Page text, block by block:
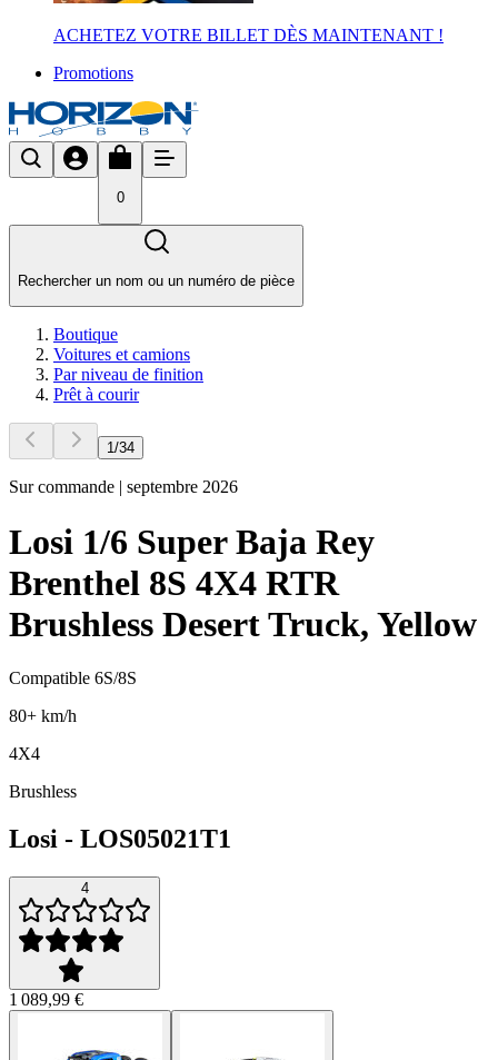
ACHETEZ VOTRE BILLET DÈS MAINTENANT !
Promotions
0
Rechercher un nom ou un numéro de pièce
Boutique
Voitures et camions
Par niveau de finition
Prêt à courir
1/34
Sur commande | septembre 2026
Losi 1/6 Super Baja Rey
Brenthel 8S 4X4 RTR
Brushless Desert Truck, Yellow
Compatible 6S/8S
80+ km/h
4X4
Brushless
Losi - LOS05021T1
4
1 089,99 €